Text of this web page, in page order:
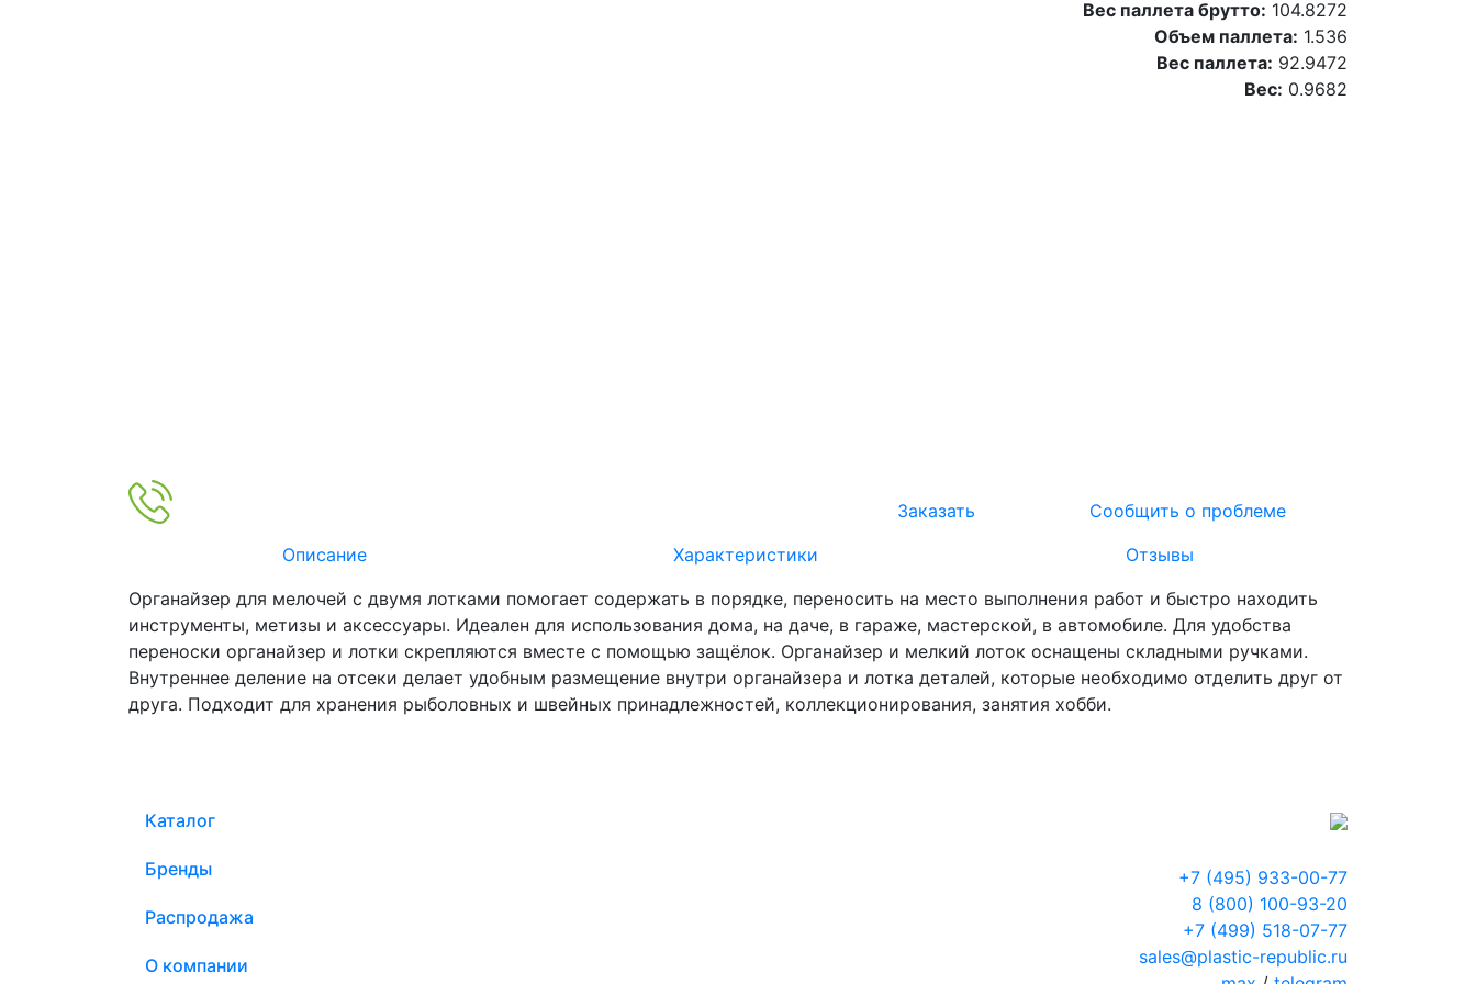
Вес паллета брутто: 104.8272
Объем паллета: 1.536
Вес паллета: 92.9472
Вес: 0.9682
Заказать
Сообщить о проблеме
Описание
Характеристики
Отзывы
Органайзер для мелочей c двумя лотками помогает содержать в порядке, переносить на место выполнения работ и быстро находить
инструменты, метизы и аксессуары. Идеален для использования дома, на даче, в гараже, мастерской, в автомобиле. Для удобства
переноски органайзер и лотки скрепляются вместе с помощью защёлок. Органайзер и мелкий лоток оснащены складными ручками.
Внутреннее деление на отсеки делает удобным размещение внутри органайзера и лотка деталей, которые необходимо отделить друг от
друга. Подходит для хранения рыболовных и швейных принадлежностей, коллекционирования, занятия хобби.
Каталог
Бренды
Распродажа
О компании
+7 (495) 933-00-77
8 (800) 100-93-20
+7 (499) 518-07-77
sales@plastic-republic.ru